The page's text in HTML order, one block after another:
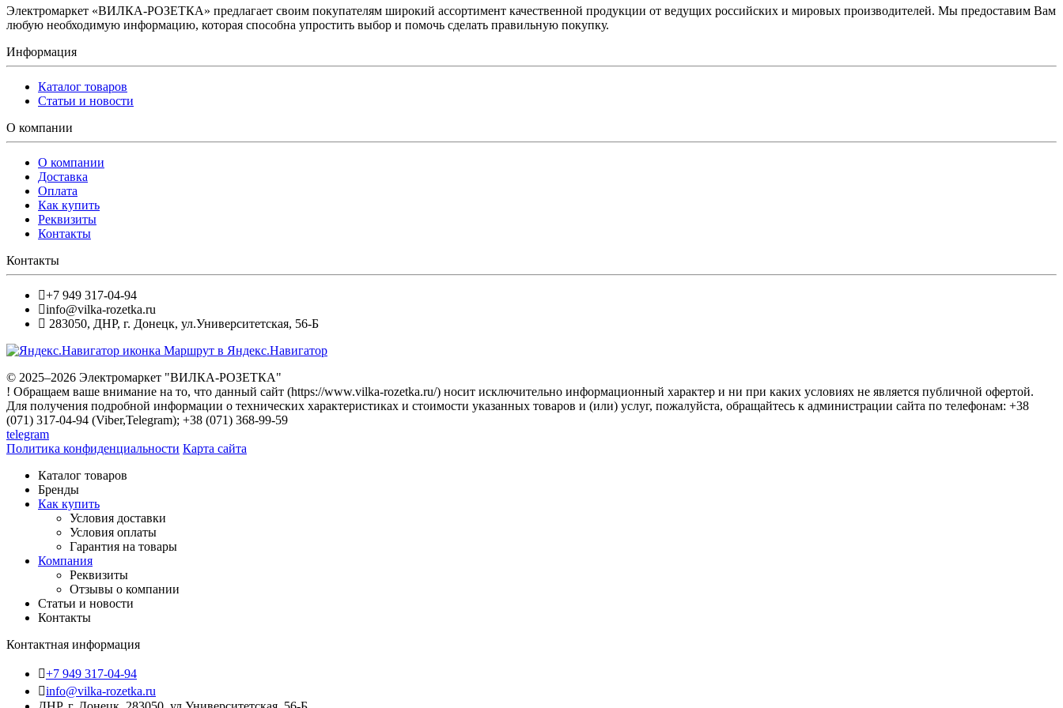
Электромаркет «ВИЛКА-РОЗЕТКА» предлагает своим покупателям широкий ассортимент качественной продукции от ведущих российских и мировых производителей. Мы предоставим Вам
любую необходимую информацию, которая способна упростить выбор и помочь сделать правильную покупку.
Информация
Каталог товаров
Статьи и новости
О компании
О компании
Доставка
Оплата
Как купить
Реквизиты
Контакты
Контакты
+7 949 317-04-94
info@vilka-rozetka.ru
283050, ДНР, г. Донецк, ул.Университетская, 56-Б
Маршрут в Яндекс.Навигатор
© 2025–2026 Электромаркет "ВИЛКА-РОЗЕТКА"
! Обращаем ваше внимание на то, что данный сайт (https://www.vilka-rozetka.ru/) носит исключительно информационный характер и ни при каких условиях не является публичной офертой.
Для получения подробной информации о технических характеристиках и стоимости указанных товаров и (или) услуг, пожалуйста, обращайтесь к администрации сайта по телефонам: +38
(071) 317-04-94 (Viber,Telegram); +38 (071) 368-99-59
telegram
Политика конфиденциальности Карта сайта
Каталог товаров
Бренды
Как купить
Условия доставки
Условия оплаты
Гарантия на товары
Компания
Реквизиты
Отзывы о компании
Статьи и новости
Контакты
Контактная информация
+7 949 317-04-94
info@vilka-rozetka.ru